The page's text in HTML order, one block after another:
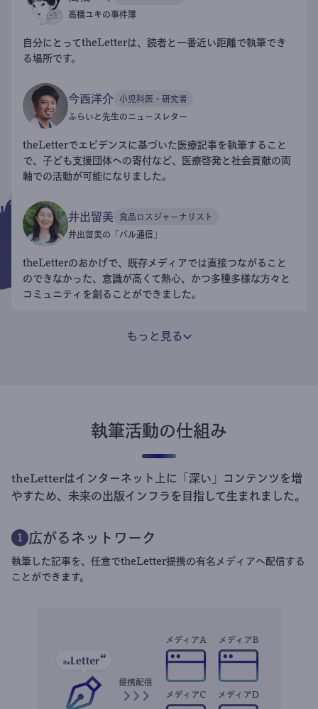
高橋ユキの事件簿
自分にとってtheLetterは、読者と一番近い距離で執筆でき
る場所です。
今西洋介 小児科医・研究者
ふらいと先生のニュースレター
theLetterでエビデンスに基づいた医療記事を執筆すること
で、子ども支援団体への寄付など、医療啓発と社会貢献の両
軸での活動が可能になりました。
井出留美 食品ロスジャーナリスト
井出留美の「パル通信」
theLetterのおかげで、既存メディアでは直接つながること
のできなかった、意識が高くて熱心、かつ多種多様な方々と
コミュニティを創ることができました。
もっと見る
執筆活動の仕組み
theLetterはインターネット上に「深い」コンテンツを増
やすため、未来の出版インフラを目指して生まれました。
1 広がるネットワーク
執筆した記事を、任意でtheLetter提携の有名メディアへ配信する
ことができます。